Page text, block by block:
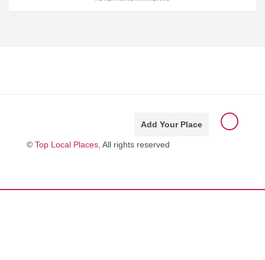
Add Your Place
© Top Local Places , All rights reserved